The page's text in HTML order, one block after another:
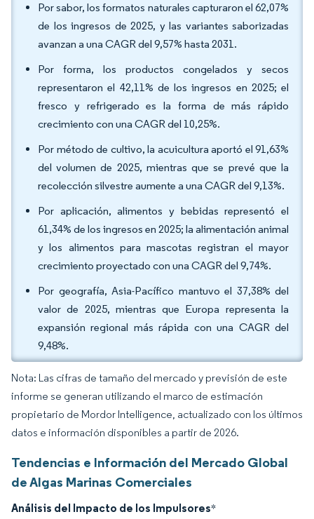
Por sabor, los formatos naturales capturaron el 62,07%
de los ingresos de 2025, y las variantes saborizadas
avanzan a una CAGR del 9,57% hasta 2031.
Por forma, los productos congelados y secos
representaron el 42,11% de los ingresos en 2025; el
fresco y refrigerado es la forma de más rápido
crecimiento con una CAGR del 10,25%.
Por método de cultivo, la acuicultura aportó el 91,63%
del volumen de 2025, mientras que se prevé que la
recolección silvestre aumente a una CAGR del 9,13%.
Por aplicación, alimentos y bebidas representó el
61,34% de los ingresos en 2025; la alimentación animal
y los alimentos para mascotas registran el mayor
crecimiento proyectado con una CAGR del 9,74%.
Por geografía, Asia-Pacífico mantuvo el 37,38% del
valor de 2025, mientras que Europa representa la
expansión regional más rápida con una CAGR del
9,48%.
Nota: Las cifras de tamaño del mercado y previsión de este
informe se generan utilizando el marco de estimación
propietario de Mordor Intelligence, actualizado con los últimos
datos e información disponibles a partir de 2026.
Tendencias e Información del Mercado Global
de Algas Marinas Comerciales
Análisis del Impacto de los Impulsores*